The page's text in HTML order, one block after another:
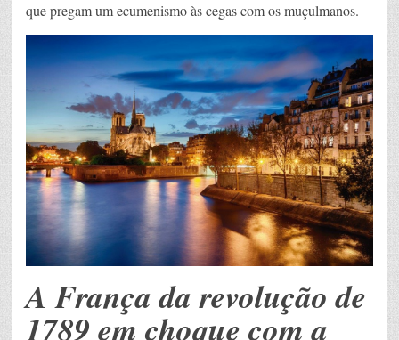
que pregam um ecumenismo às cegas com os muçulmanos.
A França da revolução de
1789 em choque com a